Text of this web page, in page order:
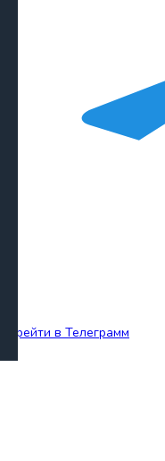
Перейти в Телеграмм